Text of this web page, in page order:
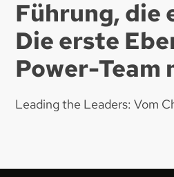
Führung, die
Die erste
Power-Team
Leading the Leaders: Vom